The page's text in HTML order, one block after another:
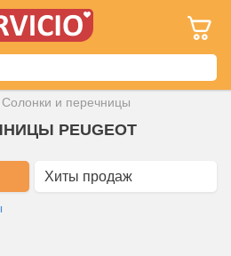
Солонки и перечницы
PEUGEOT